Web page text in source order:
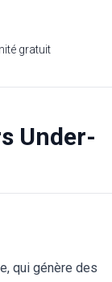
gratuit
Under-
qui génère des